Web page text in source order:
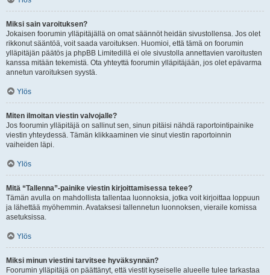
Miksi sain varoituksen?
Jokaisen foorumin ylläpitäjällä on omat säännöt heidän sivustollensa. Jos olet
rikkonut sääntöä, voit saada varoituksen. Huomioi, että tämä on foorumin
ylläpitäjän päätös ja phpBB Limitedillä ei ole sivustolla annettavien varoitusten
kanssa mitään tekemistä. Ota yhteyttä foorumin ylläpitäjään, jos olet epävarma
annetun varoituksen syystä.
Ylös
Miten ilmoitan viestin valvojalle?
Jos foorumin ylläpitäjä on sallinut sen, sinun pitäisi nähdä raportointipainike
viestin yhteydessä. Tämän klikkaaminen vie sinut viestin raportoinnin
vaiheiden läpi.
Ylös
Mitä “Tallenna”-painike viestin kirjoittamisessa tekee?
Tämän avulla on mahdollista tallentaa luonnoksia, jotka voit kirjoittaa loppuun
ja lähettää myöhemmin. Avataksesi tallennetun luonnoksen, vieraile komissa
asetuksissa.
Ylös
Miksi minun viestini tarvitsee hyväksynnän?
Foorumin ylläpitäjä on päättänyt, että viestit kyseiselle alueelle tulee tarkastaa